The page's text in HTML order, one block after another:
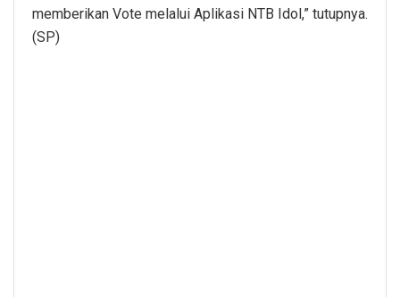
memberikan Vote melalui Aplikasi NTB Idol,” tutupnya.
(SP)